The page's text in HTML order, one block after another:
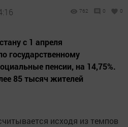
762 0 0
с 1 апреля
государственному
пенсии, на 14,75%.
85 тысяч жителей
исходя из темпов